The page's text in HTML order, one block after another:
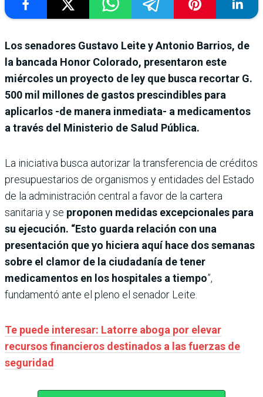
Los senadores Gustavo Leite y Antonio Barrios, de
la bancada Honor Colorado, presentaron este
miércoles un proyecto de ley que busca recortar G.
500 mil millones de gastos prescindibles para
aplicarlos -de manera inmediata- a medicamentos
a través del Ministerio de Salud Pública.
La iniciativa busca autorizar la transferencia de créditos
presupuestarios de organismos y entidades del Estado
de la administración central a favor de la cartera
sanitaria y se proponen medidas excepcionales para
su ejecución. “Esto guarda relación con una
presentación que yo hiciera aquí hace dos semanas
sobre el clamor de la ciudadanía de tener
medicamentos en los hospitales a tiempo”,
fundamentó ante el pleno el senador Leite.
Te puede interesar: Latorre aboga por elevar
recursos financieros destinados a las fuerzas de
seguridad